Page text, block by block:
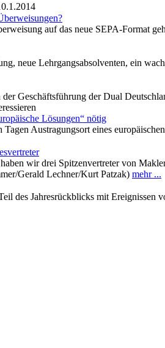
auf das neue SEPA-Format
neue Lehrgangsabsolventen, ein
Geschäftsführung der Dual
Lösungen“ nötig
Austragungsort eines
wir drei Spitzenvertreter von
Gerald Lechner/Kurt Patzak) mehr ...
des Jahresrückblicks mit Ereignissen